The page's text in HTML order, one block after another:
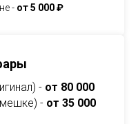
- от 5 000 ₽
- от 80 000
- от 35 000